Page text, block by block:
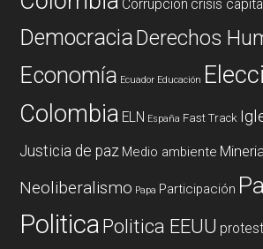
Corrupción crisis
DemocraciaDerechos
Economía Ecuador Educación
Colombia ELN España Fast Track
Justicia de paz Medio ambiente
Neoliberalismo Papa Participación
PoliticaPolitica EEUU